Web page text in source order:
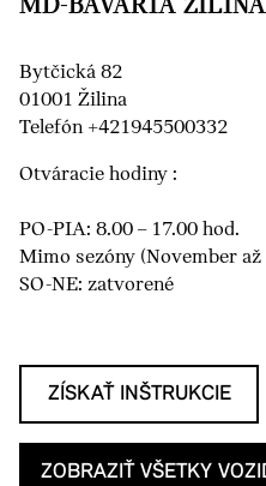
MD-BAVARIA ŽILINA
Bytčická 82
01001 Žilina
Telefón +421945500332
Otváracie hodiny :
PO-PIA: 8.00 – 17.00 hod.
Mimo sezóny (November
SO-NE: zatvorené
ZÍSKAŤ INŠTRUKCIE
ZOBRAZIŤ VŠETKY